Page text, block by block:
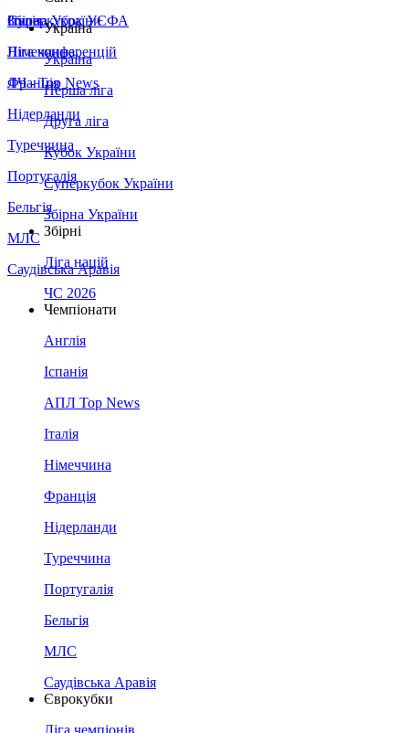
Збірна України
Італія
Німеччина
Франція
Нідерланди
Туреччина
Португалія
Бельгія
МЛС
Саудівська Аравія
Суперкубок УЄФА
Ліга конференцій
ЛЧ - Top News
Україна
Україна
Перша ліга
Друга ліга
Кубок України
Суперкубок України
Збірна України
Збірні
Ліга націй
ЧС 2026
Чемпіонати
Англія
Іспанія
АПЛ Top News
Італія
Німеччина
Франція
Нідерланди
Туреччина
Португалія
Бельгія
МЛС
Саудівська Аравія
Єврокубки
Ліга чемпіонів